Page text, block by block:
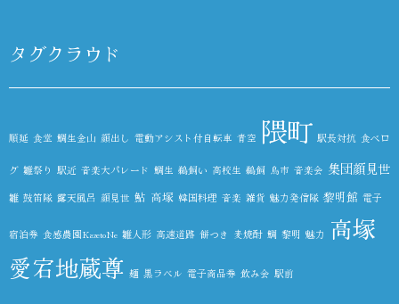
タグクラウド
順延 食堂 鯛生金山 顔出し 電動アシスト付自転車 青空 隈町 駅長対抗 食べロ
グ 雛祭り 駅近 音楽大パレード 鯛生 鵜飼い 高校生 鵜飼 鳥市 音楽会 集団顔見世
雛 鼓笛隊 露天風呂 顔見世 鮎 高塚 韓国料理 音楽 雑貨 魅力発信隊 黎明館 電子
宿泊券 食感農園KazetoNe 雛人形 高速道路 餅つき 麦焼酎 鯛 黎明 魅力 高塚
愛宕地蔵尊 麺 黒ラベル 電子商品券 飲み会 駅前